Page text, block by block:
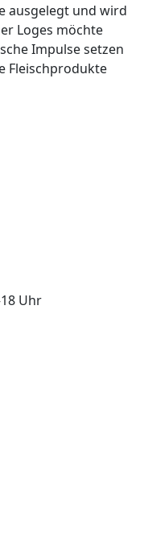
ausgelegt und wird
Loges möchte
Impulse setzen
Fleischprodukte
Uhr